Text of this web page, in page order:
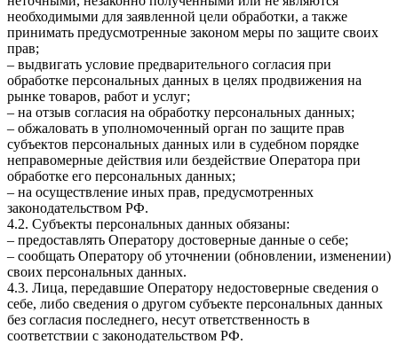
необходимыми для заявленной цели обработки, а также
принимать предусмотренные законом меры по защите своих
прав;
– выдвигать условие предварительного согласия при
обработке персональных данных в целях продвижения на
рынке товаров, работ и услуг;
– на отзыв согласия на обработку персональных данных;
– обжаловать в уполномоченный орган по защите прав
субъектов персональных данных или в судебном порядке
неправомерные действия или бездействие Оператора при
обработке его персональных данных;
– на осуществление иных прав, предусмотренных
законодательством РФ.
4.2. Субъекты персональных данных обязаны:
– предоставлять Оператору достоверные данные о себе;
– сообщать Оператору об уточнении (обновлении, изменении)
своих персональных данных.
4.3. Лица, передавшие Оператору недостоверные сведения о
себе, либо сведения о другом субъекте персональных данных
без согласия последнего, несут ответственность в
соответствии с законодательством РФ.